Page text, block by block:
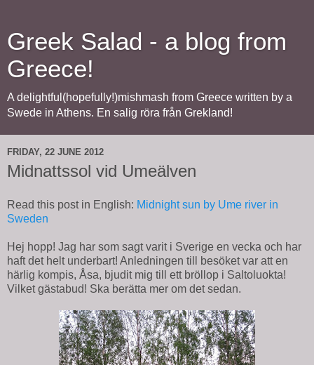
Greek Salad - a blog from
Greece!
A delightful(hopefully!)mishmash from Greece written by a
Swede in Athens. En salig röra från Grekland!
FRIDAY, 22 JUNE 2012
Midnattssol vid Umeälven
Read this post in English: Midnight sun by Ume river in
Sweden
Hej hopp! Jag har som sagt varit i Sverige en vecka och har
haft det helt underbart! Anledningen till besöket var att en
härlig kompis, Åsa, bjudit mig till ett bröllop i Saltoluokta!
Vilket gästabud! Ska berätta mer om det sedan.